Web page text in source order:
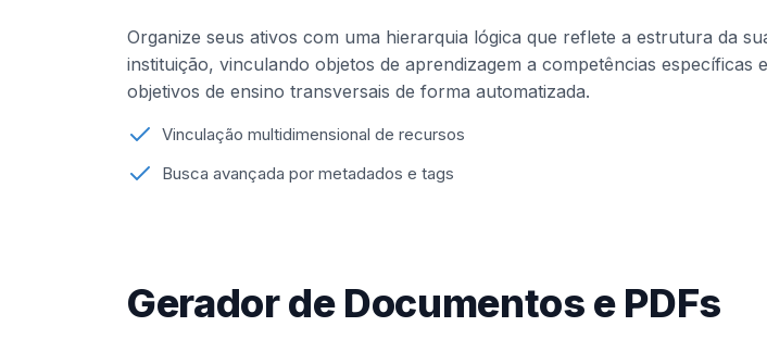
Organize seus ativos com uma hierarquia lógica que reflete a estrutura da
instituição, vinculando objetos de aprendizagem a competências específicas e
objetivos de ensino transversais de forma automatizada.
Vinculação multidimensional de recursos
Busca avançada por metadados e tags
Gerador de Documentos e PDFs